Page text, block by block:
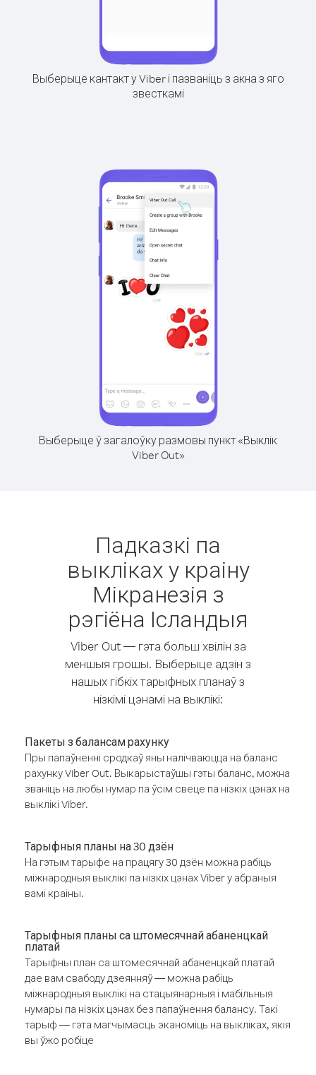
Выберыце кантакт у Viber і пазваніць з акна з яго
звесткамі
Выберыце ў загалоўку размовы пункт «Выклік
Viber Out»
Падказкі па
выкліках у краіну
Мікранезія з
рэгіёна Ісландыя
Viber Out — гэта больш хвілін за
меншыя грошы. Выберыце адзін з
нашых гібкіх тарыфных планаў з
нізкімі цэнамі на выклікі:
Пакеты з балансам рахунку
Пры папаўненні сродкаў яны налічваюцца на баланс
рахунку Viber Out. Выкарыстаўшы гэты баланс, можна
званіць на любы нумар па ўсім свеце па нізкіх цэнах на
выклікі Viber.
Тарыфныя планы на 30 дзён
На гэтым тарыфе на працягу 30 дзён можна рабіць
міжнародныя выклікі па нізкіх цэнах Viber у абраныя
вамі краіны.
Тарыфныя планы са штомесячнай абаненцкай
платай
Тарыфны план са штомесячнай абаненцкай платай
дае вам свабоду дзеянняў — можна рабіць
міжнародныя выклікі на стацыянарныя і мабільныя
нумары па нізкіх цэнах без папаўнення балансу. Такі
тарыф — гэта магчымасць эканоміць на выкліках, якія
вы ўжо робіце